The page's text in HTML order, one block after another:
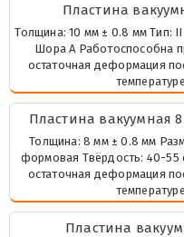
Пластина
Толщина: 10 мм ± 0.8 мм Тип:
Шора А Работоспособна
остаточная деформация
Пластина вакуумная
Толщина: 8 мм ± 0.8 мм
формовая Твёрдость: 40-55
остаточная деформация
Пластина